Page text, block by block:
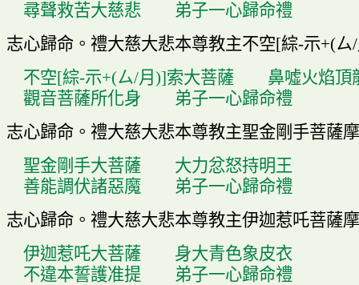
尋聲救苦大慈悲
弟子一心歸命禮
志心歸命。 禮大慈大悲本尊教主不空[綜-示+(ㄙ/
不空[綜-示+(ㄙ/月 )]索大菩薩
鼻噓火焰頂
觀音菩薩所化身
弟子一心歸命禮
志心歸命。 禮大慈大悲本尊教主聖金剛手菩薩
聖金剛手大菩薩
大力忿怒持明王
善能調伏諸惡魔
弟子一心歸命禮
志心歸命。 禮大慈大悲本尊教主伊迦惹吒菩薩
伊迦惹吒大菩薩
身大青色象皮衣
不違本誓護准提
弟子一心歸命禮